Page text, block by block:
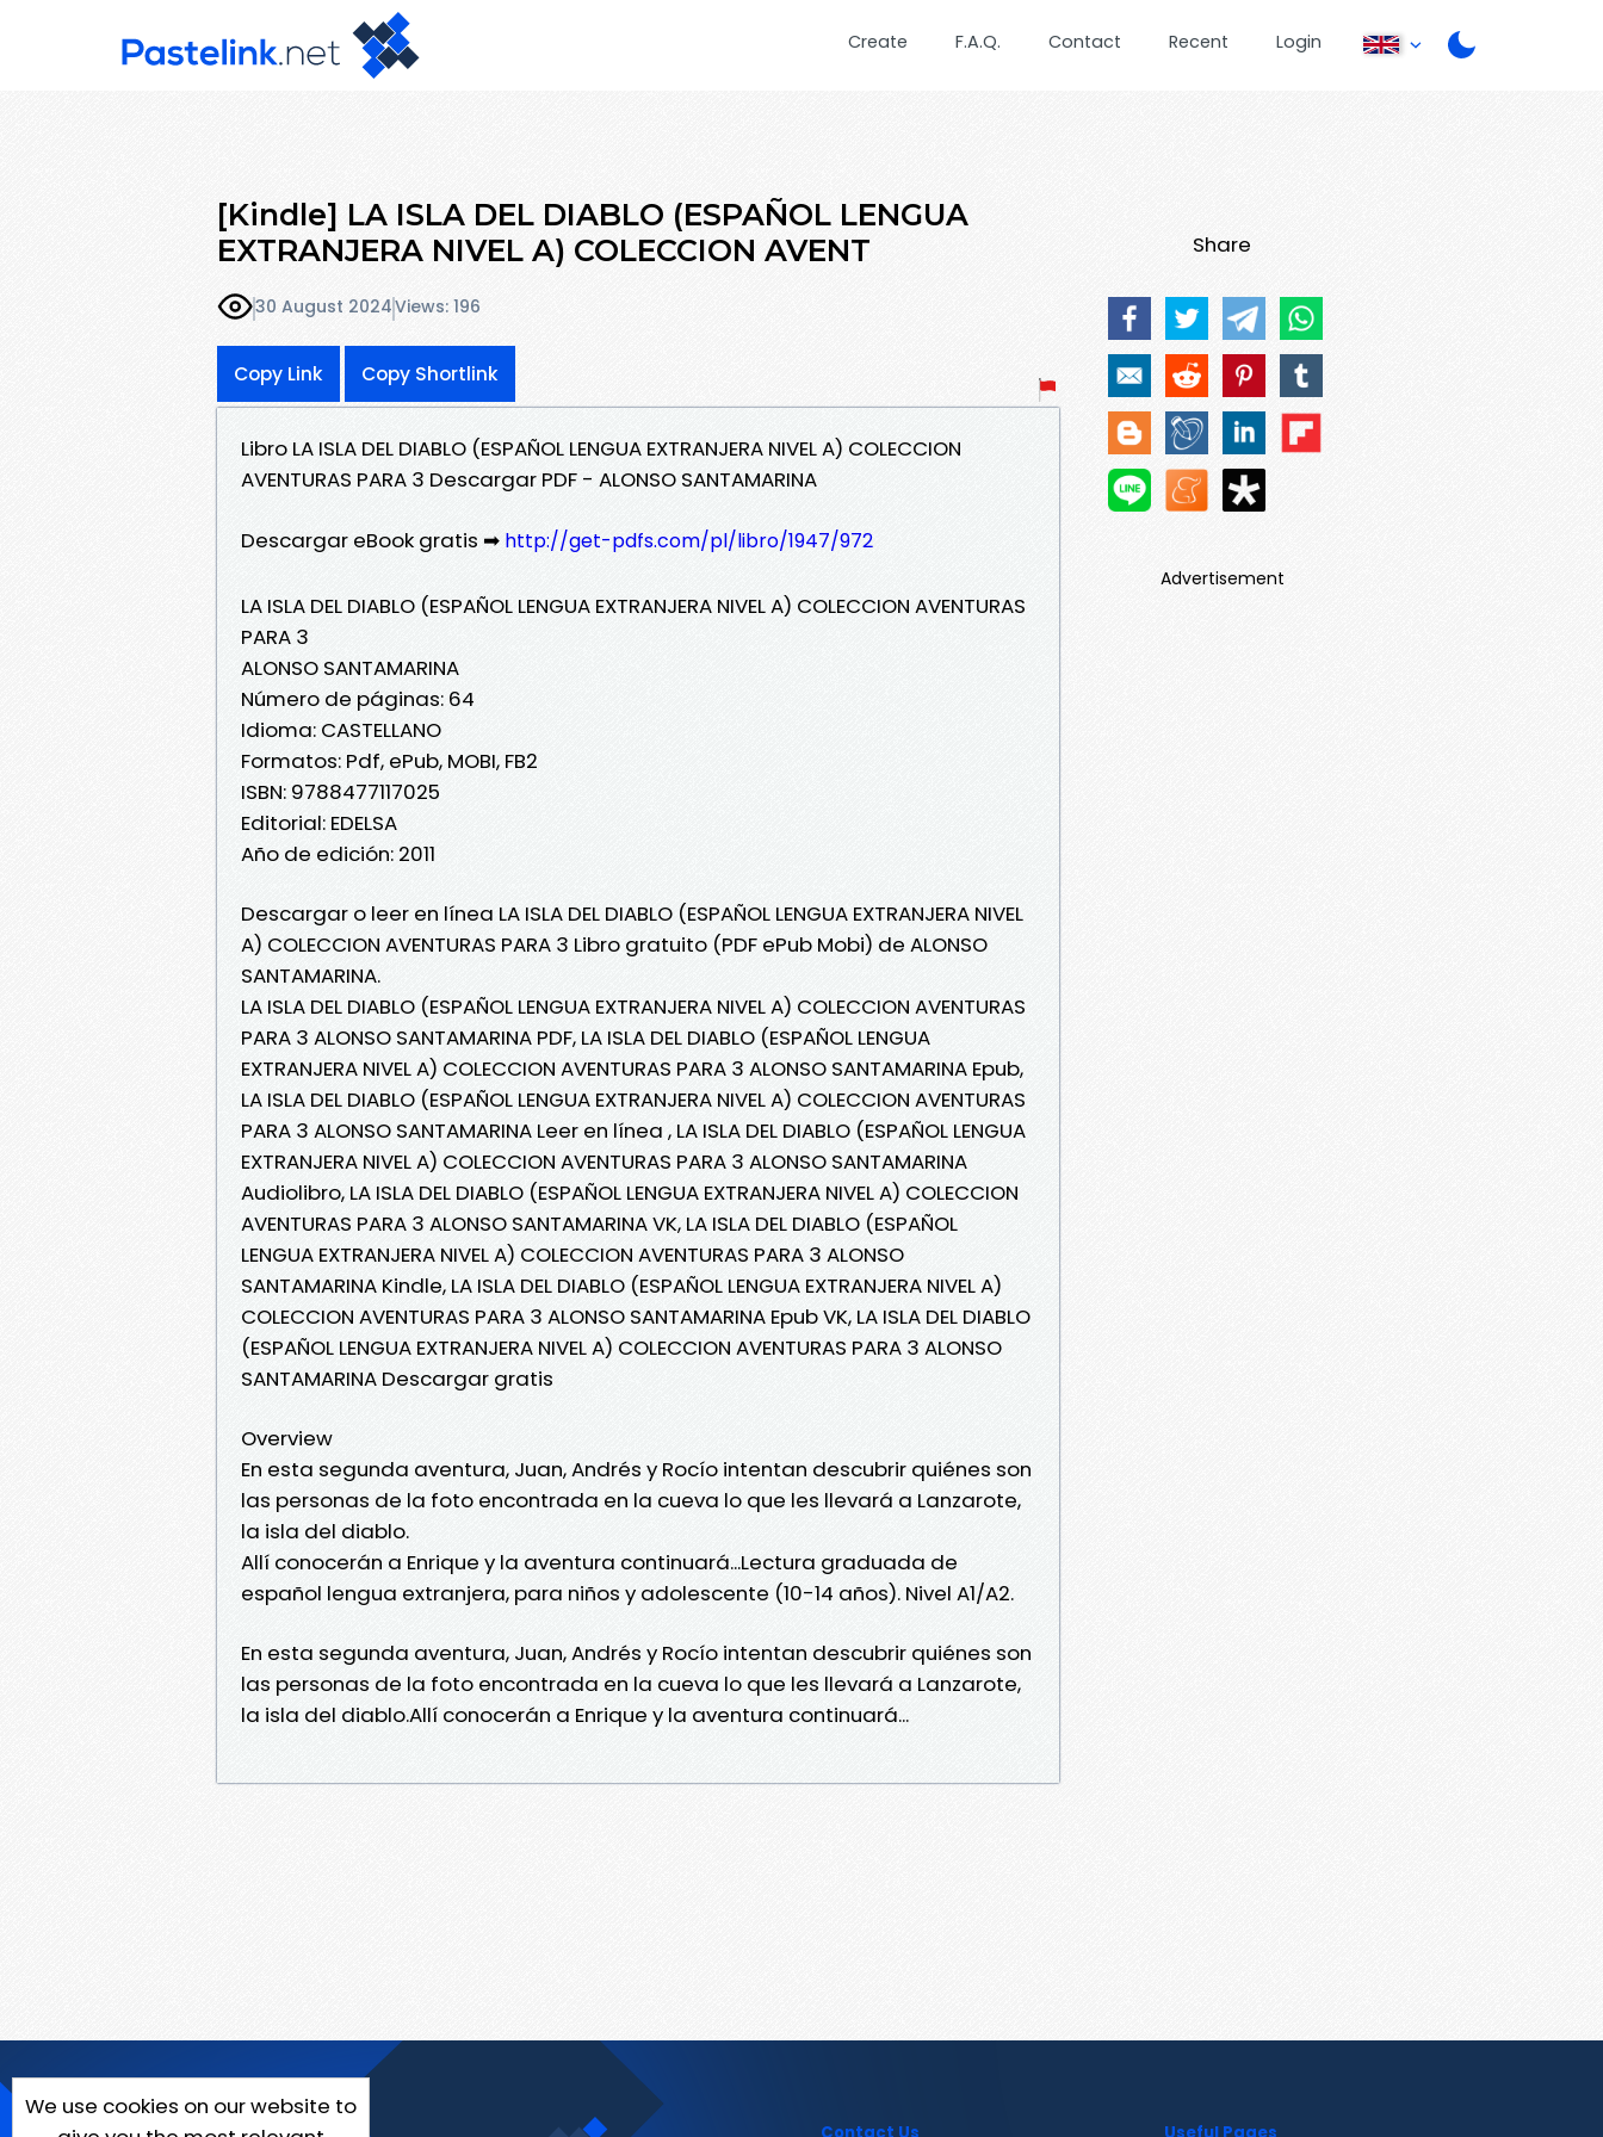
Create F.A.Q. Contact Recent Login
[Kindle] LA ISLA DEL DIABLO (ESPAÑOL LENGUA
EXTRANJERA NIVEL A) COLECCION AVENT
30 August 2024Views: 196
Copy Link Copy Shortlink
Libro LA ISLA DEL DIABLO (ESPAÑOL LENGUA EXTRANJERA NIVEL A) COLECCION
AVENTURAS PARA 3 Descargar PDF - ALONSO SANTAMARINA
Descargar eBook gratis ➡ http://get-pdfs.com/pl/libro/1947/972
LA ISLA DEL DIABLO (ESPAÑOL LENGUA EXTRANJERA NIVEL A) COLECCION AVENTURAS
PARA 3
ALONSO SANTAMARINA
Número de páginas: 64
Idioma: CASTELLANO
Formatos: Pdf, ePub, MOBI, FB2
ISBN: 9788477117025
Editorial: EDELSA
Año de edición: 2011
Descargar o leer en línea LA ISLA DEL DIABLO (ESPAÑOL LENGUA EXTRANJERA NIVEL
A) COLECCION AVENTURAS PARA 3 Libro gratuito (PDF ePub Mobi) de ALONSO
SANTAMARINA.
LA ISLA DEL DIABLO (ESPAÑOL LENGUA EXTRANJERA NIVEL A) COLECCION AVENTURAS
PARA 3 ALONSO SANTAMARINA PDF, LA ISLA DEL DIABLO (ESPAÑOL LENGUA
EXTRANJERA NIVEL A) COLECCION AVENTURAS PARA 3 ALONSO SANTAMARINA Epub,
LA ISLA DEL DIABLO (ESPAÑOL LENGUA EXTRANJERA NIVEL A) COLECCION AVENTURAS
PARA 3 ALONSO SANTAMARINA Leer en línea , LA ISLA DEL DIABLO (ESPAÑOL LENGUA
EXTRANJERA NIVEL A) COLECCION AVENTURAS PARA 3 ALONSO SANTAMARINA
Audiolibro, LA ISLA DEL DIABLO (ESPAÑOL LENGUA EXTRANJERA NIVEL A) COLECCION
AVENTURAS PARA 3 ALONSO SANTAMARINA VK, LA ISLA DEL DIABLO (ESPAÑOL
LENGUA EXTRANJERA NIVEL A) COLECCION AVENTURAS PARA 3 ALONSO
SANTAMARINA Kindle, LA ISLA DEL DIABLO (ESPAÑOL LENGUA EXTRANJERA NIVEL A)
COLECCION AVENTURAS PARA 3 ALONSO SANTAMARINA Epub VK, LA ISLA DEL DIABLO
(ESPAÑOL LENGUA EXTRANJERA NIVEL A) COLECCION AVENTURAS PARA 3 ALONSO
SANTAMARINA Descargar gratis
Overview
En esta segunda aventura, Juan, Andrés y Rocío intentan descubrir quiénes son
las personas de la foto encontrada en la cueva lo que les llevará a Lanzarote,
la isla del diablo.
Allí conocerán a Enrique y la aventura continuará...Lectura graduada de
español lengua extranjera, para niños y adolescente (10-14 años). Nivel A1/A2.
En esta segunda aventura, Juan, Andrés y Rocío intentan descubrir quiénes son
las personas de la foto encontrada en la cueva lo que les llevará a Lanzarote,
la isla del diablo.Allí conocerán a Enrique y la aventura continuará...
Share
Advertisement
We use cookies on our website to